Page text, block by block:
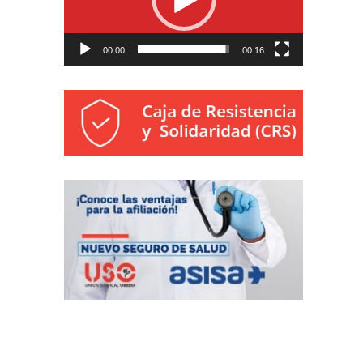
00:00 00:16